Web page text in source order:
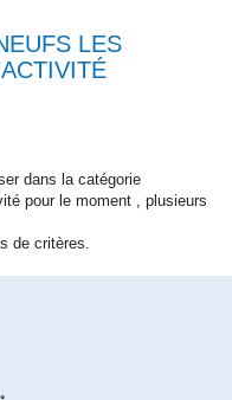
LES
dans la catégorie
pour le moment , plusieurs
de critères.